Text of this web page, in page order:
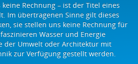
Rechnung – ist der Titel eines
Im übertragenen Sinne gilt dieses
sie stellen uns keine Rechnung für
Wasser und Energie
der Umwelt oder Architektur mit
zur Verfügung gestellt werden.